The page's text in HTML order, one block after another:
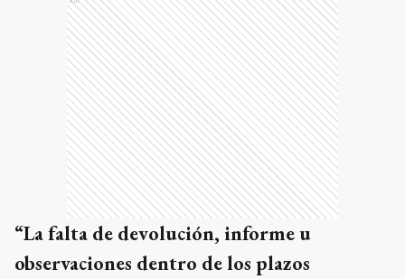
“La falta de devolución, informe u
observaciones dentro de los plazos